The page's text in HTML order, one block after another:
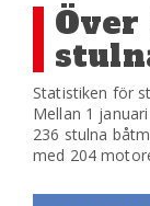
Statistiken för
Mellan 1
236 stulna
med 204